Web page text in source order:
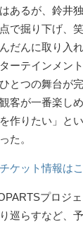
あるが、鈴井
で掘り下げ、
だんに取り入
ーテインメン
とつの舞台が完
観客が一番楽し
作りたい」と
た。
チケット情報は
プロジ
巡らすなど、